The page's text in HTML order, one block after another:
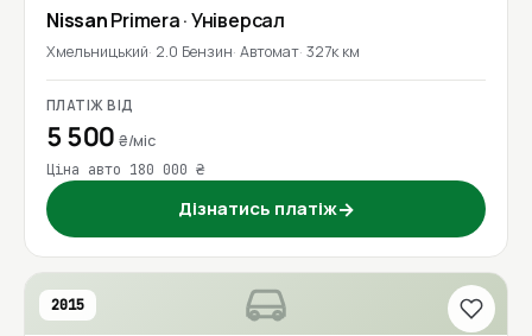
NissanPrimera· Універсал
Хмельницький 2.0 Бензин Автомат 327к км
ПЛАТІЖ ВІД
5 500₴/міс
Ціна авто 180 000 ₴
Дізнатись платіж→
2015